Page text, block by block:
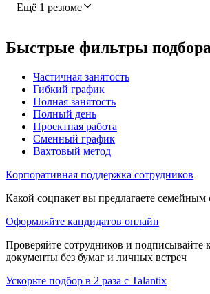
Ещё 1 резюме
Быстрые фильтры
Частичная занятость
Гибкий график
Полная занятость
Полный день
Проектная работа
Сменный график
Вахтовый метод
Корпоративная поддержка сотрудников
Какой соцпакет вы предлагаете семейным
Оформляйте кандидатов онлайн
Проверяйте сотрудников и подписывайте
документы без бумаг и личных встреч
Ускорьте подбор в 2 раза с Talantix